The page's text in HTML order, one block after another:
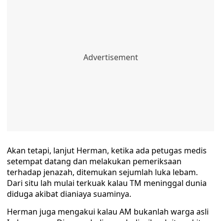
Akan tetapi, lanjut Herman, ketika ada petugas medis
setempat datang dan melakukan pemeriksaan
terhadap jenazah, ditemukan sejumlah luka lebam.
Dari situ lah mulai terkuak kalau TM meninggal dunia
diduga akibat dianiaya suaminya.
Herman juga mengakui kalau AM bukanlah warga asli